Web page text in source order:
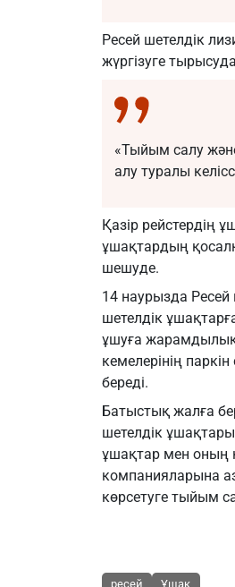
Ресей шетелдік
жүргізуге
«Тыйым салу
алу туралы
Қазір рейстердің
ұшақтардың
шешуде.
14 наурызда Ресей
шетелдік
ұшуға жарамдылық
кемелерінің
береді.
Батыстық жалға
шетелдік
ұшақтар мен оның
компанияларына
көрсетуге тыйым
ресей Ұшақ